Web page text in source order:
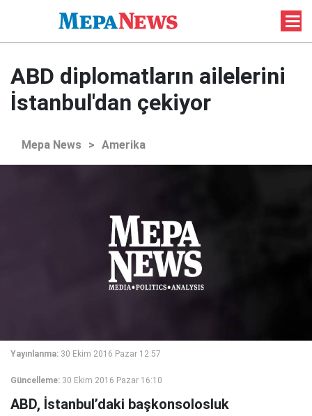
ABD diplomatların ailelerini
İstanbul'dan çekiyor
Mepa News > Amerika
Yayınlanma: 30 Ekim 2016 Pazar 12:57
Güncelleme: 30 Ekim 2016 Pazar 16:10
ABD, İstanbul’daki başkonsolosluk